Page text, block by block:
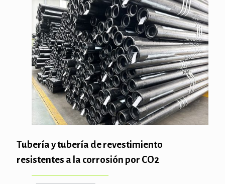
Tubería y tubería de revestimiento
resistentes a la corrosión por CO2